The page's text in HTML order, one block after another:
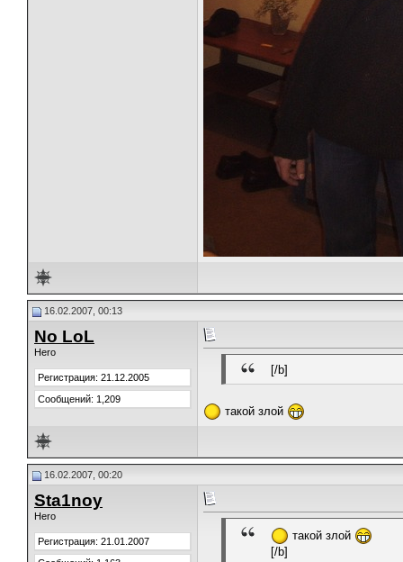
16.02.2007, 00:13
No LoL
Hero
Регистрация: 21.12.2005
Сообщений: 1,209
[/b]
такой злой
16.02.2007, 00:20
Stа1noy
Hero
Регистрация: 21.01.2007
такой злой
[/b]